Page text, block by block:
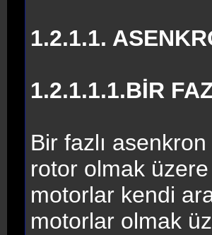
1.2.1.1.
1.2.1.1.1.BİR
Bir fazlı
rotor olmak üzere
motorlar kendi
motorlar olmak